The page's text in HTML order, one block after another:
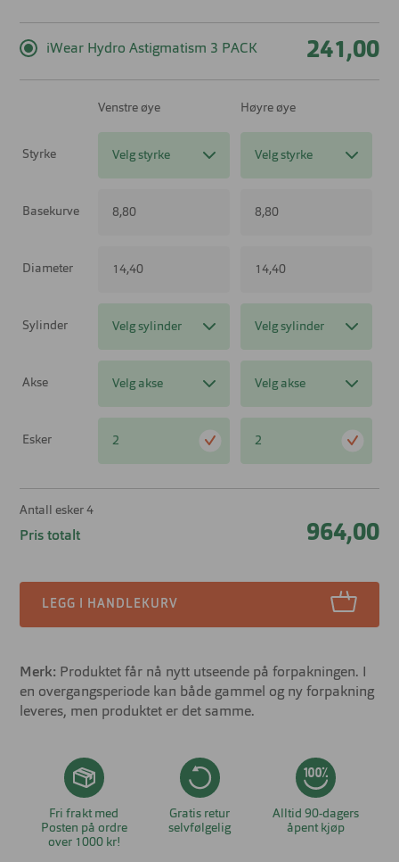
iWear Hydro Astigmatism 3 PACK 241,00
Venstre øye Høyre øye
Styrke Velg styrke Velg styrke
Basekurve 8,80 8,80
Diameter 14,40 14,40
Sylinder Velg sylinder Velg sylinder
Akse Velg akse Velg akse
Esker 2 2
Antall esker 4
Pris totalt 964,00
LEGG I HANDLEKURV
Merk: Produktet får nå nytt utseende på forpakningen. I
en overgangsperiode kan både gammel og ny forpakning
leveres, men produktet er det samme.
Fri frakt med
Posten på ordre
over 1000 kr!
Gratis retur
selvfølgelig
Alltid 90-dagers
åpent kjøp